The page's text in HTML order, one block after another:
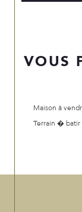
VOUS
Maison à
Terrain � batir